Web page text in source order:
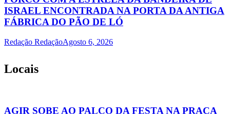
ISRAEL ENCONTRADA NA PORTA DA ANTIGA
FÁBRICA DO PÃO DE LÓ
Redação RedaçãoAgosto 6, 2026
Locais
AGIR SOBE AO PALCO DA FESTA NA PRAÇA